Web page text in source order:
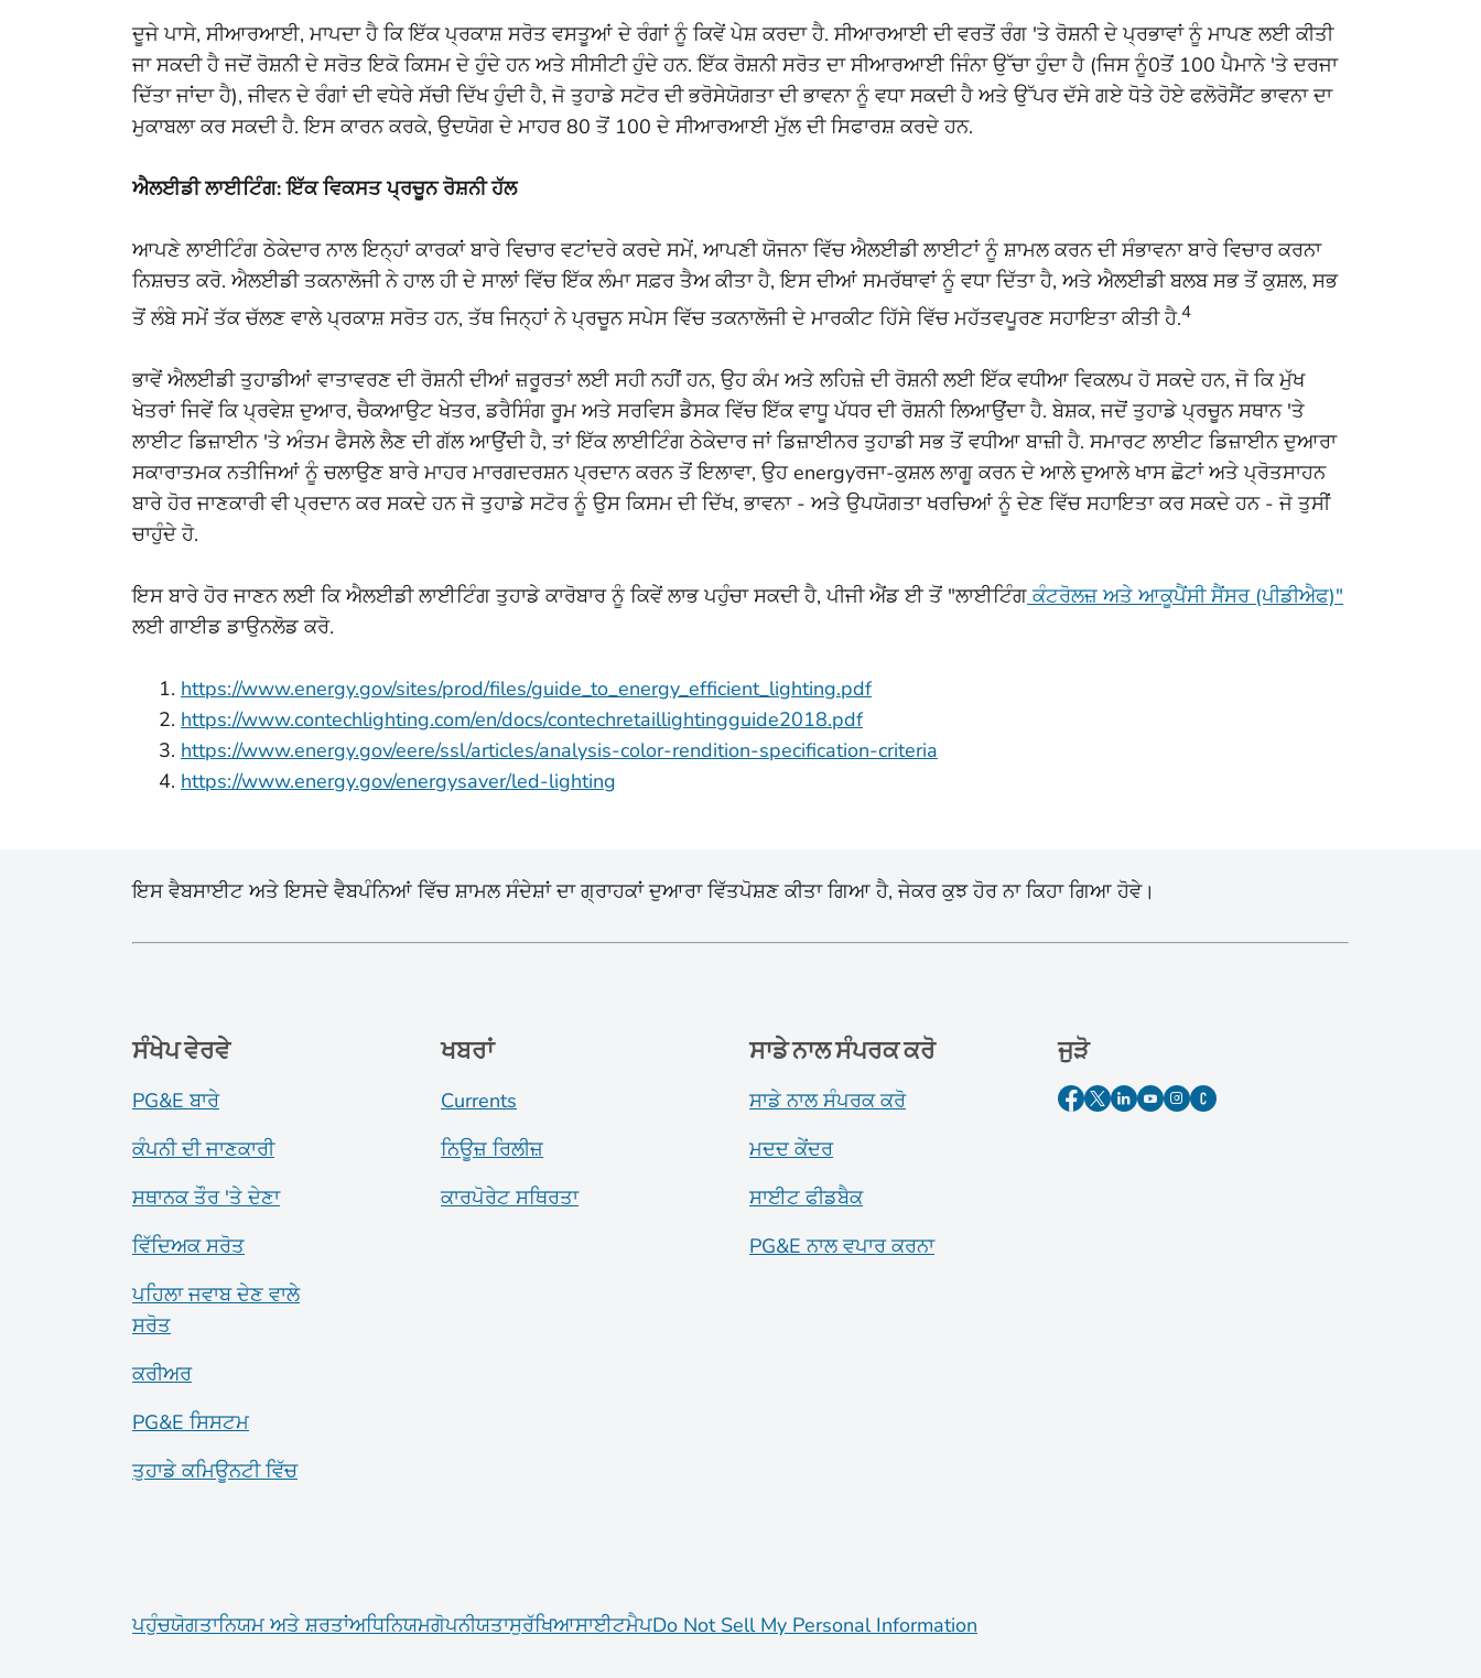
ਦੂਜੇ ਪਾਸੇ, ਸੀਆਰਆਈ, ਮਾਪਦਾ ਹੈ ਕਿ ਇੱਕ ਪ੍ਰਕਾਸ਼ ਸਰੋਤ ਵਸਤੂਆਂ ਦੇ ਰੰਗਾਂ ਨੂੰ ਕਿਵੇਂ ਪੇਸ਼ ਕਰਦਾ ਹੈ. ਸੀਆਰਆਈ ਦੀ ਵਰਤੋਂ ਰੰਗ 'ਤੇ ਰੋਸ਼ਨੀ ਦੇ ਪ੍ਰਭਾਵਾਂ ਨੂੰ ਮਾਪਣ ਲਈ ਕੀਤੀ
ਜਾ ਸਕਦੀ ਹੈ ਜਦੋਂ ਰੋਸ਼ਨੀ ਦੇ ਸਰੋਤ ਇਕੋ ਕਿਸਮ ਦੇ ਹੁੰਦੇ ਹਨ ਅਤੇ ਸੀਸੀਟੀ ਹੁੰਦੇ ਹਨ. ਇੱਕ ਰੋਸ਼ਨੀ ਸਰੋਤ ਦਾ ਸੀਆਰਆਈ ਜਿੰਨਾ ਉੱਚਾ ਹੁੰਦਾ ਹੈ (ਜਿਸ ਨੂੰ0ਤੋਂ 100 ਪੈਮਾਨੇ 'ਤੇ ਦਰਜਾ
ਦਿੱਤਾ ਜਾਂਦਾ ਹੈ), ਜੀਵਨ ਦੇ ਰੰਗਾਂ ਦੀ ਵਧੇਰੇ ਸੱਚੀ ਦਿੱਖ ਹੁੰਦੀ ਹੈ, ਜੋ ਤੁਹਾਡੇ ਸਟੋਰ ਦੀ ਭਰੋਸੇਯੋਗਤਾ ਦੀ ਭਾਵਨਾ ਨੂੰ ਵਧਾ ਸਕਦੀ ਹੈ ਅਤੇ ਉੱਪਰ ਦੱਸੇ ਗਏ ਧੋਤੇ ਹੋਏ ਫਲੋਰੋਸੈਂਟ ਭਾਵਨਾ ਦਾ
ਮੁਕਾਬਲਾ ਕਰ ਸਕਦੀ ਹੈ. ਇਸ ਕਾਰਨ ਕਰਕੇ, ਉਦਯੋਗ ਦੇ ਮਾਹਰ 80 ਤੋਂ 100 ਦੇ ਸੀਆਰਆਈ ਮੁੱਲ ਦੀ ਸਿਫਾਰਸ਼ ਕਰਦੇ ਹਨ.
ਐਲਈਡੀ ਲਾਈਟਿੰਗ: ਇੱਕ ਵਿਕਸਤ ਪ੍ਰਚੂਨ ਰੋਸ਼ਨੀ ਹੱਲ
ਆਪਣੇ ਲਾਈਟਿੰਗ ਠੇਕੇਦਾਰ ਨਾਲ ਇਨ੍ਹਾਂ ਕਾਰਕਾਂ ਬਾਰੇ ਵਿਚਾਰ ਵਟਾਂਦਰੇ ਕਰਦੇ ਸਮੇਂ, ਆਪਣੀ ਯੋਜਨਾ ਵਿੱਚ ਐਲਈਡੀ ਲਾਈਟਾਂ ਨੂੰ ਸ਼ਾਮਲ ਕਰਨ ਦੀ ਸੰਭਾਵਨਾ ਬਾਰੇ ਵਿਚਾਰ ਕਰਨਾ
ਨਿਸ਼ਚਤ ਕਰੋ. ਐਲਈਡੀ ਤਕਨਾਲੋਜੀ ਨੇ ਹਾਲ ਹੀ ਦੇ ਸਾਲਾਂ ਵਿੱਚ ਇੱਕ ਲੰਮਾ ਸਫ਼ਰ ਤੈਅ ਕੀਤਾ ਹੈ, ਇਸ ਦੀਆਂ ਸਮਰੱਥਾਵਾਂ ਨੂੰ ਵਧਾ ਦਿੱਤਾ ਹੈ, ਅਤੇ ਐਲਈਡੀ ਬਲਬ ਸਭ ਤੋਂ ਕੁਸ਼ਲ, ਸਭ
ਤੋਂ ਲੰਬੇ ਸਮੇਂ ਤੱਕ ਚੱਲਣ ਵਾਲੇ ਪ੍ਰਕਾਸ਼ ਸਰੋਤ ਹਨ, ਤੱਥ ਜਿਨ੍ਹਾਂ ਨੇ ਪ੍ਰਚੂਨ ਸਪੇਸ ਵਿੱਚ ਤਕਨਾਲੋਜੀ ਦੇ ਮਾਰਕੀਟ ਹਿੱਸੇ ਵਿੱਚ ਮਹੱਤਵਪੂਰਣ ਸਹਾਇਤਾ ਕੀਤੀ ਹੈ.4
ਭਾਵੇਂ ਐਲਈਡੀ ਤੁਹਾਡੀਆਂ ਵਾਤਾਵਰਣ ਦੀ ਰੋਸ਼ਨੀ ਦੀਆਂ ਜ਼ਰੂਰਤਾਂ ਲਈ ਸਹੀ ਨਹੀਂ ਹਨ, ਉਹ ਕੰਮ ਅਤੇ ਲਹਿਜ਼ੇ ਦੀ ਰੋਸ਼ਨੀ ਲਈ ਇੱਕ ਵਧੀਆ ਵਿਕਲਪ ਹੋ ਸਕਦੇ ਹਨ, ਜੋ ਕਿ ਮੁੱਖ
ਖੇਤਰਾਂ ਜਿਵੇਂ ਕਿ ਪ੍ਰਵੇਸ਼ ਦੁਆਰ, ਚੈਕਆਉਟ ਖੇਤਰ, ਡਰੈਸਿੰਗ ਰੂਮ ਅਤੇ ਸਰਵਿਸ ਡੈਸਕ ਵਿੱਚ ਇੱਕ ਵਾਧੂ ਪੱਧਰ ਦੀ ਰੋਸ਼ਨੀ ਲਿਆਉਂਦਾ ਹੈ. ਬੇਸ਼ਕ, ਜਦੋਂ ਤੁਹਾਡੇ ਪ੍ਰਚੂਨ ਸਥਾਨ 'ਤੇ
ਲਾਈਟ ਡਿਜ਼ਾਈਨ 'ਤੇ ਅੰਤਮ ਫੈਸਲੇ ਲੈਣ ਦੀ ਗੱਲ ਆਉਂਦੀ ਹੈ, ਤਾਂ ਇੱਕ ਲਾਈਟਿੰਗ ਠੇਕੇਦਾਰ ਜਾਂ ਡਿਜ਼ਾਈਨਰ ਤੁਹਾਡੀ ਸਭ ਤੋਂ ਵਧੀਆ ਬਾਜ਼ੀ ਹੈ. ਸਮਾਰਟ ਲਾਈਟ ਡਿਜ਼ਾਈਨ ਦੁਆਰਾ
ਸਕਾਰਾਤਮਕ ਨਤੀਜਿਆਂ ਨੂੰ ਚਲਾਉਣ ਬਾਰੇ ਮਾਹਰ ਮਾਰਗਦਰਸ਼ਨ ਪ੍ਰਦਾਨ ਕਰਨ ਤੋਂ ਇਲਾਵਾ, ਉਹ energyਰਜਾ-ਕੁਸ਼ਲ ਲਾਗੂ ਕਰਨ ਦੇ ਆਲੇ ਦੁਆਲੇ ਖਾਸ ਛੋਟਾਂ ਅਤੇ ਪ੍ਰੋਤਸਾਹਨ
ਬਾਰੇ ਹੋਰ ਜਾਣਕਾਰੀ ਵੀ ਪ੍ਰਦਾਨ ਕਰ ਸਕਦੇ ਹਨ ਜੋ ਤੁਹਾਡੇ ਸਟੋਰ ਨੂੰ ਉਸ ਕਿਸਮ ਦੀ ਦਿੱਖ, ਭਾਵਨਾ - ਅਤੇ ਉਪਯੋਗਤਾ ਖਰਚਿਆਂ ਨੂੰ ਦੇਣ ਵਿੱਚ ਸਹਾਇਤਾ ਕਰ ਸਕਦੇ ਹਨ - ਜੋ ਤੁਸੀਂ
ਚਾਹੁੰਦੇ ਹੋ.
ਇਸ ਬਾਰੇ ਹੋਰ ਜਾਣਨ ਲਈ ਕਿ ਐਲਈਡੀ ਲਾਈਟਿੰਗ ਤੁਹਾਡੇ ਕਾਰੋਬਾਰ ਨੂੰ ਕਿਵੇਂ ਲਾਭ ਪਹੁੰਚਾ ਸਕਦੀ ਹੈ, ਪੀਜੀ ਐਂਡ ਈ ਤੋਂ "ਲਾਈਟਿੰਗ ਕੰਟਰੋਲਜ਼ ਅਤੇ ਆਕੂਪੈਂਸੀ ਸੈਂਸਰ (ਪੀਡੀਐਫ)"
ਲਈ ਗਾਈਡ ਡਾਉਨਲੋਡ ਕਰੋ.
https://www.energy.gov/sites/prod/files/guide_to_energy_efficient_lighting.pdf
https://www.contechlighting.com/en/docs/contechretaillightingguide2018.pdf
https://www.energy.gov/eere/ssl/articles/analysis-color-rendition-specification-criteria
https://www.energy.gov/energysaver/led-lighting
ਇਸ ਵੈਬਸਾਈਟ ਅਤੇ ਇਸਦੇ ਵੈਬਪੰਨਿਆਂ ਵਿੱਚ ਸ਼ਾਮਲ ਸੰਦੇਸ਼ਾਂ ਦਾ ਗ੍ਰਾਹਕਾਂ ਦੁਆਰਾ ਵਿੱਤਪੋਸ਼ਣ ਕੀਤਾ ਗਿਆ ਹੈ, ਜੇਕਰ ਕੁਝ ਹੋਰ ਨਾ ਕਿਹਾ ਗਿਆ ਹੋਵੇ।
ਸੰਖੇਪ ਵੇਰਵੇ
PG&E ਬਾਰੇ
ਕੰਪਨੀ ਦੀ ਜਾਣਕਾਰੀ
ਸਥਾਨਕ ਤੌਰ 'ਤੇ ਦੇਣਾ
ਵਿੱਦਿਅਕ ਸਰੋਤ
ਪਹਿਲਾ ਜਵਾਬ ਦੇਣ ਵਾਲੇ
ਸਰੋਤ
ਕਰੀਅਰ
PG&E ਸਿਸਟਮ
ਤੁਹਾਡੇ ਕਮਿਊਨਟੀ ਵਿੱਚ
ਖਬਰਾਂ
Currents
ਨਿਊਜ਼ ਰਿਲੀਜ਼
ਕਾਰਪੋਰੇਟ ਸਥਿਰਤਾ
ਸਾਡੇ ਨਾਲ ਸੰਪਰਕ ਕਰੋ
ਸਾਡੇ ਨਾਲ ਸੰਪਰਕ ਕਰੋ
ਮਦਦ ਕੇਂਦਰ
ਸਾਈਟ ਫੀਡਬੈਕ
PG&E ਨਾਲ ਵਪਾਰ ਕਰਨਾ
ਜੁੜੋ
ਪਹੁੰਚਯੋਗਤਾਨਿਯਮ ਅਤੇ ਸ਼ਰਤਾਂਅਧਿਨਿਯਮਗੋਪਨੀਯਤਾਸੁਰੱਖਿਆਸਾਈਟਮੈਪDo Not Sell My Personal Information